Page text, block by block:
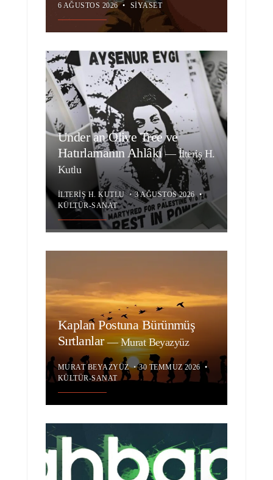
6 AĞUSTOS 2026 • SIYASET
Under an Olive Tree ve
Hatırlamanın Ahlâkı— İlteriş H.
Kutlu
İLTERIŞ H. KUTLU • 3 AĞUSTOS 2026 •
KÜLTÜR-SANAT
Kaplan Postuna Bürünmüş
Sırtlanlar—Murat Beyazyüz
MURAT BEYAZYÜZ • 30 TEMMUZ 2026 •
KÜLTÜR-SANAT